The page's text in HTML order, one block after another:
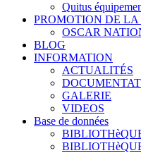
Quitus
PROMOTION DE
OSCAR
BLOG
INFORMATION
ACTUALITÉS
GALERIE
VIDEOS
Base de données